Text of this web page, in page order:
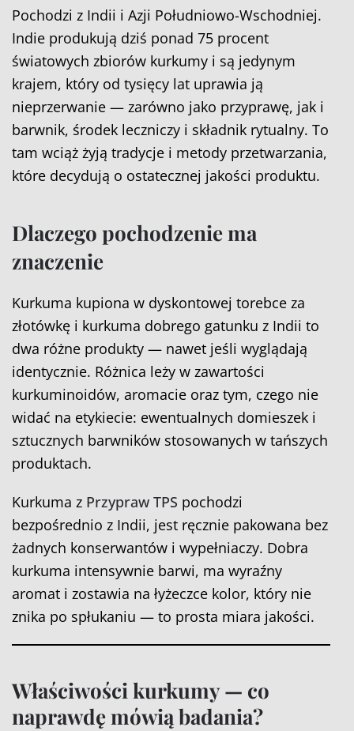
Pochodzi z Indii i Azji Południowo-Wschodniej.
Indie produkują dziś ponad 75 procent
światowych zbiorów kurkumy i są jedynym
krajem, który od tysięcy lat uprawia ją
nieprzerwanie — zarówno jako przyprawę, jak i
barwnik, środek leczniczy i składnik rytualny. To
tam wciąż żyją tradycje i metody przetwarzania,
które decydują o ostatecznej jakości produktu.
Dlaczego pochodzenie ma
znaczenie
Kurkuma kupiona w dyskontowej torebce za
złotówkę i kurkuma dobrego gatunku z Indii to
dwa różne produkty — nawet jeśli wyglądają
identycznie. Różnica leży w zawartości
kurkuminoidów, aromacie oraz tym, czego nie
widać na etykiecie: ewentualnych domieszek i
sztucznych barwników stosowanych w tańszych
produktach.
Kurkuma z Przypraw TPS pochodzi
bezpośrednio z Indii, jest ręcznie pakowana bez
żadnych konserwantów i wypełniaczy. Dobra
kurkuma intensywnie barwi, ma wyraźny
aromat i zostawia na łyżeczce kolor, który nie
znika po spłukaniu — to prosta miara jakości.
Właściwości kurkumy — co
naprawdę mówią badania?